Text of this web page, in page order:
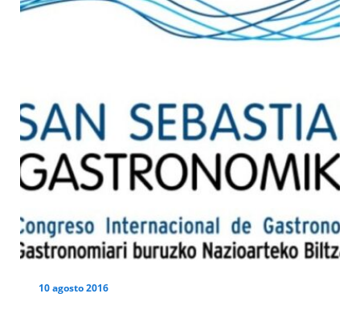
10 agosto 2016